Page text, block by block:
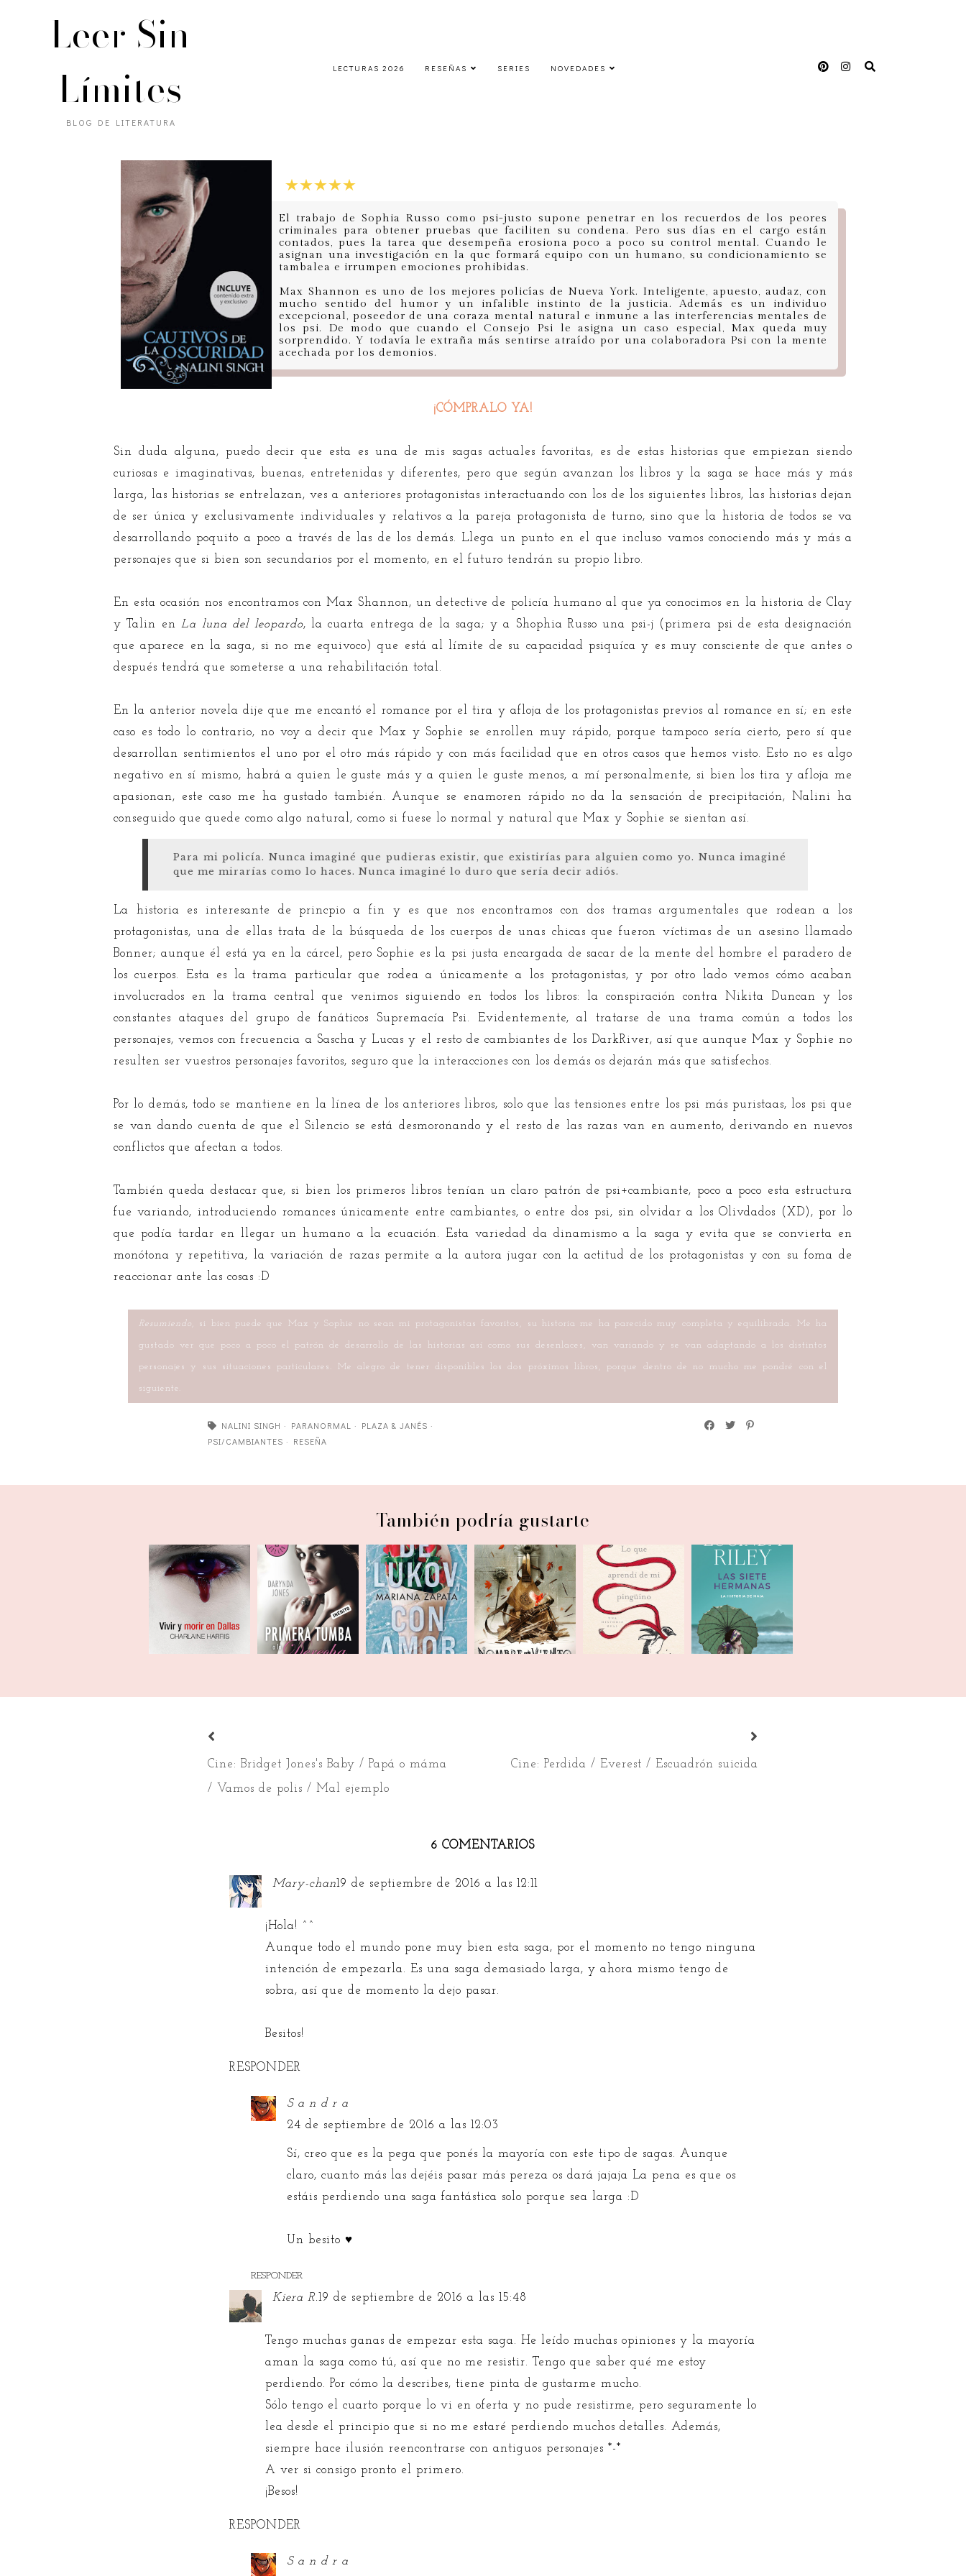
Leer Sin
Límites
BLOG DE LITERATURA
LECTURAS 2026 RESEÑAS SERIES NOVEDADES
El trabajo de Sophia Russo como psi-justo supone penetrar en los recuerdos de los peores
criminales para obtener pruebas que faciliten su condena. Pero sus días en el cargo están
contados, pues la tarea que desempeña erosiona poco a poco su control mental. Cuando le
asignan una investigación en la que formará equipo con un humano, su condicionamiento se
tambalea e irrumpen emociones prohibidas.
Max Shannon es uno de los mejores policías de Nueva York. Inteligente, apuesto, audaz, con
mucho sentido del humor y un infalible instinto de la justicia. Además es un individuo
excepcional, poseedor de una coraza mental natural e inmune a las interferencias mentales de
los psi. De modo que cuando el Consejo Psi le asigna un caso especial, Max queda muy
sorprendido. Y todavía le extraña más sentirse atraído por una colaboradora Psi con la mente
acechada por los demonios.
¡CÓMPRALO YA!
Sin duda alguna, puedo decir que esta es una de mis sagas actuales favoritas, es de estas historias que empiezan siendo
curiosas e imaginativas, buenas, entretenidas y diferentes, pero que según avanzan los libros y la saga se hace más y más
larga, las historias se entrelazan, ves a anteriores protagonistas interactuando con los de los siguientes libros, las historias dejan
de ser única y exclusivamente individuales y relativos a la pareja protagonista de turno, sino que la historia de todos se va
desarrollando poquito a poco a través de las de los demás. Llega un punto en el que incluso vamos conociendo más y más a
personajes que si bien son secundarios por el momento, en el futuro tendrán su propio libro.
En esta ocasión nos encontramos con Max Shannon, un detective de policía humano al que ya conocimos en la historia de Clay
y Talin enLa luna del leopardo, la cuarta entrega de la saga; y a Shophia Russo una psi-j (primera psi de esta designación
que aparece en la saga, si no me equivoco) que está al límite de su capacidad psiquíca y es muy consciente de que antes o
después tendrá que someterse a una rehabilitación total.
En la anterior novela dije que me encantó el romance por el tira y afloja de los protagonistas previos al romance en sí; en este
caso es todo lo contrario, no voy a decir que Max y Sophie se enrollen muy rápido, porque tampoco sería cierto, pero sí que
desarrollan sentimientos el uno por el otro más rápido y con más facilidad que en otros casos que hemos visto. Esto no es algo
negativo en sí mismo, habrá a quien le guste más y a quien le guste menos, a mí personalmente, si bien los tira y afloja me
apasionan, este caso me ha gustado también. Aunque se enamoren rápido no da la sensación de precipitación, Nalini ha
conseguido que quede como algo natural, como si fuese lo normal y natural que Max y Sophie se sientan así.
Para mi policía. Nunca imaginé que pudieras existir, que existirías para alguien como yo. Nunca imaginé
que me mirarías como lo haces. Nunca imaginé lo duro que sería decir adiós.
La historia es interesante de princpio a fin y es que nos encontramos con dos tramas argumentales que rodean a los
protagonistas, una de ellas trata de la búsqueda de los cuerpos de unas chicas que fueron víctimas de un asesino llamado
Bonner; aunque él está ya en la cárcel, pero Sophie es la psi justa encargada de sacar de la mente del hombre el paradero de
los cuerpos. Esta es la trama particular que rodea a únicamente a los protagonistas, y por otro lado vemos cómo acaban
involucrados en la trama central que venimos siguiendo en todos los libros: la conspiración contra Nikita Duncan y los
constantes ataques del grupo de fanáticos Supremacía Psi. Evidentemente, al tratarse de una trama común a todos los
personajes, vemos con frecuencia a Sascha y Lucas y el resto de cambiantes de los DarkRiver, así que aunque Max y Sophie no
resulten ser vuestros personajes favoritos, seguro que la interacciones con los demás os dejarán más que satisfechos.
Por lo demás, todo se mantiene en la línea de los anteriores libros, solo que las tensiones entre los psi más puristaas, los psi que
se van dando cuenta de que el Silencio se está desmoronando y el resto de las razas van en aumento, derivando en nuevos
conflictos que afectan a todos.
También queda destacar que, si bien los primeros libros tenían un claro patrón de psi+cambiante, poco a poco esta estructura
fue variando, introduciendo romances únicamente entre cambiantes, o entre dos psi, sin olvidar a los Olivdados (XD), por lo
que podía tardar en llegar un humano a la ecuación. Esta variedad da dinamismo a la saga y evita que se convierta en
monótona y repetitiva, la variación de razas permite a la autora jugar con la actitud de los protagonistas y con su foma de
reaccionar ante las cosas :D
Resumiendo , si bien puede que Max y Sophie no sean mi protagonistas favoritos, su historia me ha parecido muy completa y equilibrada. Me ha
gustado ver que poco a poco el patrón de desarrollo de las historias así como sus desenlaces, van variando y se van adaptando a los distintos
personajes y sus situaciones particulares. Me alegro de tener disponibles los dos próximos libros, porque dentro de no mucho me pondré con el
siguiente.
NALINI SINGH · PARANORMAL · PLAZA & JANÉS ·
PSI/CAMBIANTES · RESEÑA
También podría gustarte
Vivir y morir en
Primera tumba a
la derecha
De Lukov, con
amor
El nombre del
viento
Lo que aprendí
de mi pingüino
La historia de
Maia
Cine: Bridget Jones's Baby / Papá o máma
/ Vamos de polis / Mal ejemplo
Cine: Perdida / Everest / Escuadrón suicida
6 COMENTARIOS
Mary-chan19 de septiembre de 2016 a las 12:11
¡Hola! ^^
Aunque todo el mundo pone muy bien esta saga, por el momento no tengo ninguna
intención de empezarla. Es una saga demasiado larga, y ahora mismo tengo de
sobra, así que de momento la dejo pasar.
Besitos!
RESPONDER
S a n d r a
24 de septiembre de 2016 a las 12:03
Sí, creo que es la pega que ponés la mayoría con este tipo de sagas. Aunque
claro, cuanto más las dejéis pasar más pereza os dará jajaja La pena es que os
estáis perdiendo una saga fantástica solo porque sea larga :D
Un besito ♥
RESPONDER
Kiera R.19 de septiembre de 2016 a las 15:48
Tengo muchas ganas de empezar esta saga. He leído muchas opiniones y la mayoría
aman la saga como tú, así que no me resistir. Tengo que saber qué me estoy
perdiendo. Por cómo la describes, tiene pinta de gustarme mucho.
Sólo tengo el cuarto porque lo vi en oferta y no pude resistirme, pero seguramente lo
lea desde el principio que si no me estaré perdiendo muchos detalles. Además,
siempre hace ilusión reencontrarse con antiguos personajes *-*
A ver si consigo pronto el primero.
¡Besos!
RESPONDER
S a n d r a